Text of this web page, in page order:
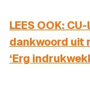
LEES OOK:
dankwoord uit
‘Erg